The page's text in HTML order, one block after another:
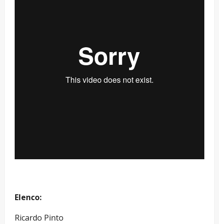
Elenco:
Ricardo Pinto